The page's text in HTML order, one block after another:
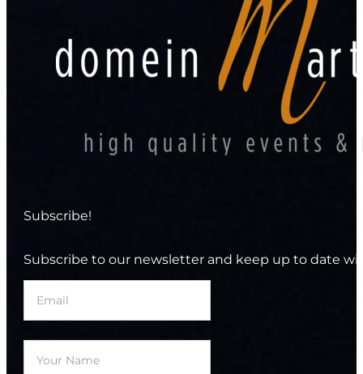
Subscribe to our newsletter and keep up to date
Subscribe!